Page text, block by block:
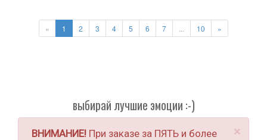
« 1 2 3 4 5 6 7 10 »
выбирай лучшие эмоции :-)
×
ВНИМАНИЕ! При заказе за ПЯТЬ и более